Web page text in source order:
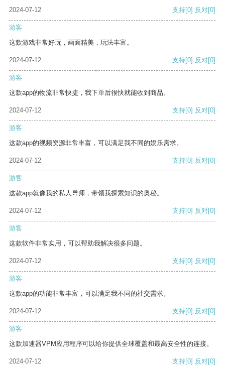
2024-07-12
支持[0] 反对[0]
游客
这款游戏非常好玩，画面精美，玩法丰富。
2024-07-12 支持[0] 反对[0]
游客
这款app的物流非常快捷，我下单后很快就能收到商品。
2024-07-12 支持[0] 反对[0]
游客
这款app的视频资源非常丰富，可以满足我不同的娱乐需求。
2024-07-12 支持[0] 反对[0]
游客
这款app就像我的私人导师，带领我探索知识的奥秘。
2024-07-12 支持[0] 反对[0]
游客
这款软件非常实用，可以帮助我解决很多问题。
2024-07-12 支持[0] 反对[0]
游客
这款app的功能非常丰富，可以满足我不同的社交需求。
2024-07-12 支持[0] 反对[0]
游客
这款加速器VPM应用程序可以给你提供全球覆盖和最高安全性的连接。
2024-07-12 支持[0] 反对[0]